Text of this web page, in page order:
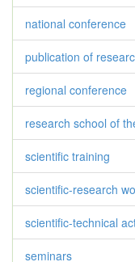
national conference
publication of
regional conference
research school of
scientific training
scientific-research
scientific-technical
seminars